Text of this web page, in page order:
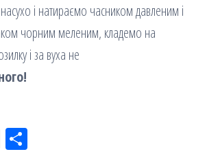
і натираємо часником давленим і
чорним меленим, кладемо на
і за вуха не
Em